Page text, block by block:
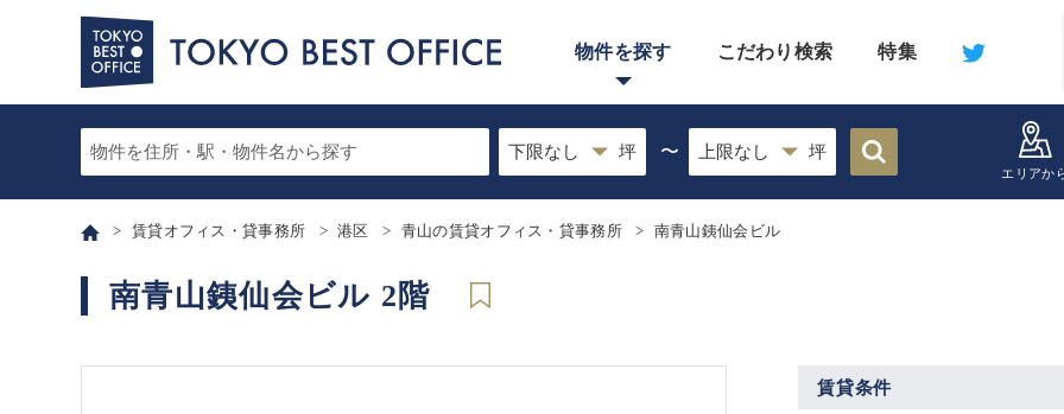
物件を探す こだわり検索 特集
エリアか
〜
賃貸オフィス・貸事務所 港区 青山の賃貸オフィス・貸事務所 南青山銕仙会ビル
南青山銕仙会ビル 2階
賃貸条件